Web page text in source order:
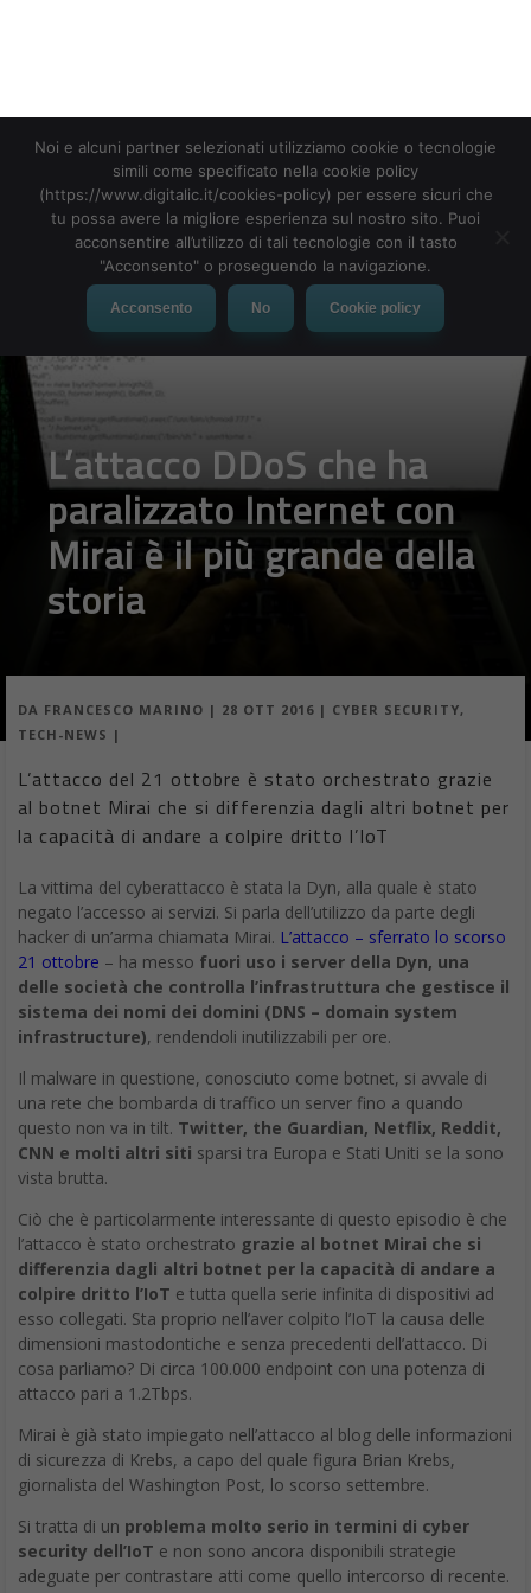
L’attacco DDoS che ha
paralizzato Internet con
Mirai è il più grande della
storia
FRANCESCO MARINO
TECH-NEWS|
la capacità di andare a colpire dritto l’IoT
La vittima del cyberattacco è stata la Dyn, alla quale è stato
negato l’accesso ai servizi. Si parla dell’utilizzo da parte degli
hacker di un’arma chiamata Mirai.L’attacco – sferrato lo scorso
21 ottobre– ha messofuori uso i server della Dyn, una
sistema dei nomi dei domini (DNS – domain system
infrastructure) , rendendoli inutilizzabili per ore.
Il malware in questione, conosciuto come botnet, si avvale di
una rete che bombarda di traffico un server fino a quando
questo non va in tilt.Twitter, the Guardian, Netflix, Reddit,
CNN e molti altri sitisparsi tra Europa e Stati Uniti se la sono
Ciò che è particolarmente interessante di questo episodio è che
l’attacco è stato orchestratograzie al botnet Mirai che si
differenzia dagli altri botnet per la capacità di andare a
colpire dritto l’IoT
dimensioni mastodontiche e senza precedenti dell’attacco. Di
cosa parliamo? Di circa 100.000 endpoint con una potenza di
attacco pari a 1.2Tbps.
Mirai è già stato impiegato nell’attacco al blog delle informazioni
di sicurezza di Krebs, a capo del quale figura Brian Krebs,
giornalista del Washington Post, lo scorso settembre.
Si tratta di un
problema molto serio in termini di cyber
security dell’IoTe non sono ancora disponibili strategie
adeguate per contrastare atti come quello intercorso di recente.
Ciò che preoccupa maggiormente è la capacità di allargarsi a
Secondo Joe Weiss, a capo di Applied Control Solutions
autore di un libro sulla sicurezza industriale, è molto difficile
"Acconsento" o proseguendo la navigazione.
Acconsento No Cookie policy